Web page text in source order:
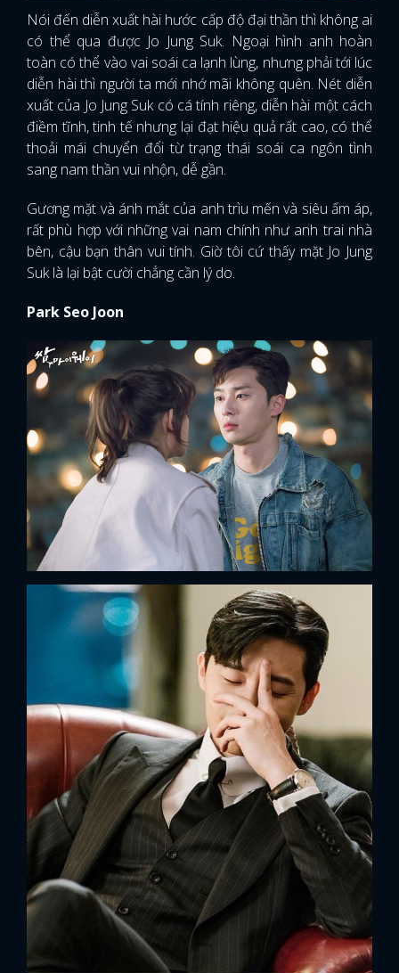
Nói đến diễn xuất hài hước cấp độ đại thần thì không ai
có thể qua được Jo Jung Suk. Ngoại hình anh hoàn
toàn có thể vào vai soái ca lạnh lùng, nhưng phải tới lúc
diễn hài thì người ta mới nhớ mãi không quên. Nét diễn
xuất của Jo Jung Suk có cá tính riêng, diễn hài một cách
điềm tĩnh, tinh tế nhưng lại đạt hiệu quả rất cao, có thể
thoải mái chuyển đổi từ trạng thái soái ca ngôn tình
sang nam thần vui nhộn, dễ gần.
Gương mặt và ánh mắt của anh trìu mến và siêu ấm áp,
rất phù hợp với những vai nam chính như anh trai nhà
bên, cậu bạn thân vui tính. Giờ tôi cứ thấy mặt Jo Jung
Suk là lại bật cười chẳng cần lý do.
Park Seo Joon